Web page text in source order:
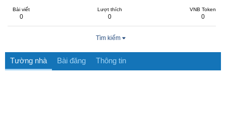
Bài viết
0
Lượt thích
0
VNB Token
0
Tìm kiếm
Tường nhà Bài đăng Thông tin